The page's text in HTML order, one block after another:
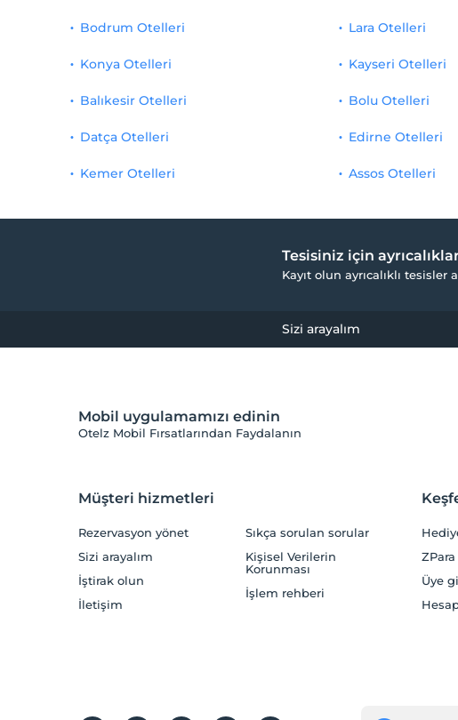
Bodrum Otelleri
Konya Otelleri
Balıkesir Otelleri
Datça Otelleri
Kemer Otelleri
Lara Otelleri
Kayseri Otelleri
Bolu Otelleri
Edirne Otelleri
Assos Otelleri
Tesisiniz için
Kayıt olun ayrıcalıklı tesisler
Sizi arayalım
Mobil uygulamamızı edinin
Otelz Mobil Fırsatlarından Faydalanın
Müşteri hizmetleri
Rezervasyon yönet
Sizi arayalım
İştirak olun
İletişim
Sıkça sorulan sorular
Kişisel Verilerin
Korunması
İşlem rehberi
Üye